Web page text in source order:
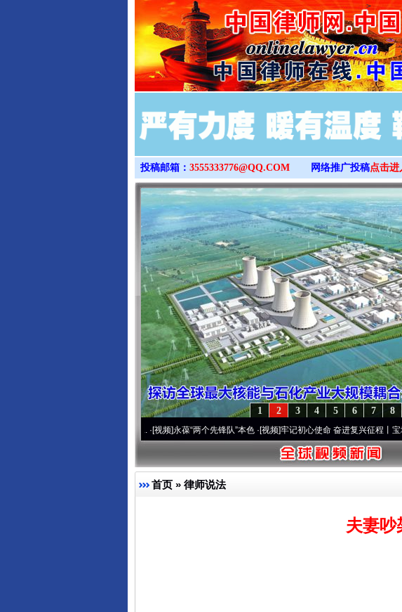
>
投稿邮箱： 3555333776@QQ.COM 网络推广投稿点击进
8
7
6
5
4
3
2
1
永葆“两个先锋队”本色·[视频]牢记初心使命 奋进复兴征程丨宝塔山下好
首页 » 律师说法
夫妻吵